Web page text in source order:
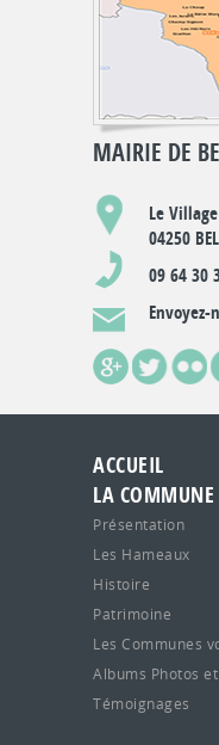
MAIRIE DE
Le Village
04250
09 64 30
ACCUEIL
LA COMMUNE
Présentation
Les Hameaux
Histoire
Patrimoine
Les Communes
Albums Photos et
Témoignages